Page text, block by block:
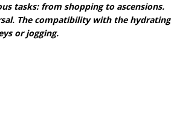
tasks: from shopping to ascensions.
The compatibility with the hydrating
or jogging.